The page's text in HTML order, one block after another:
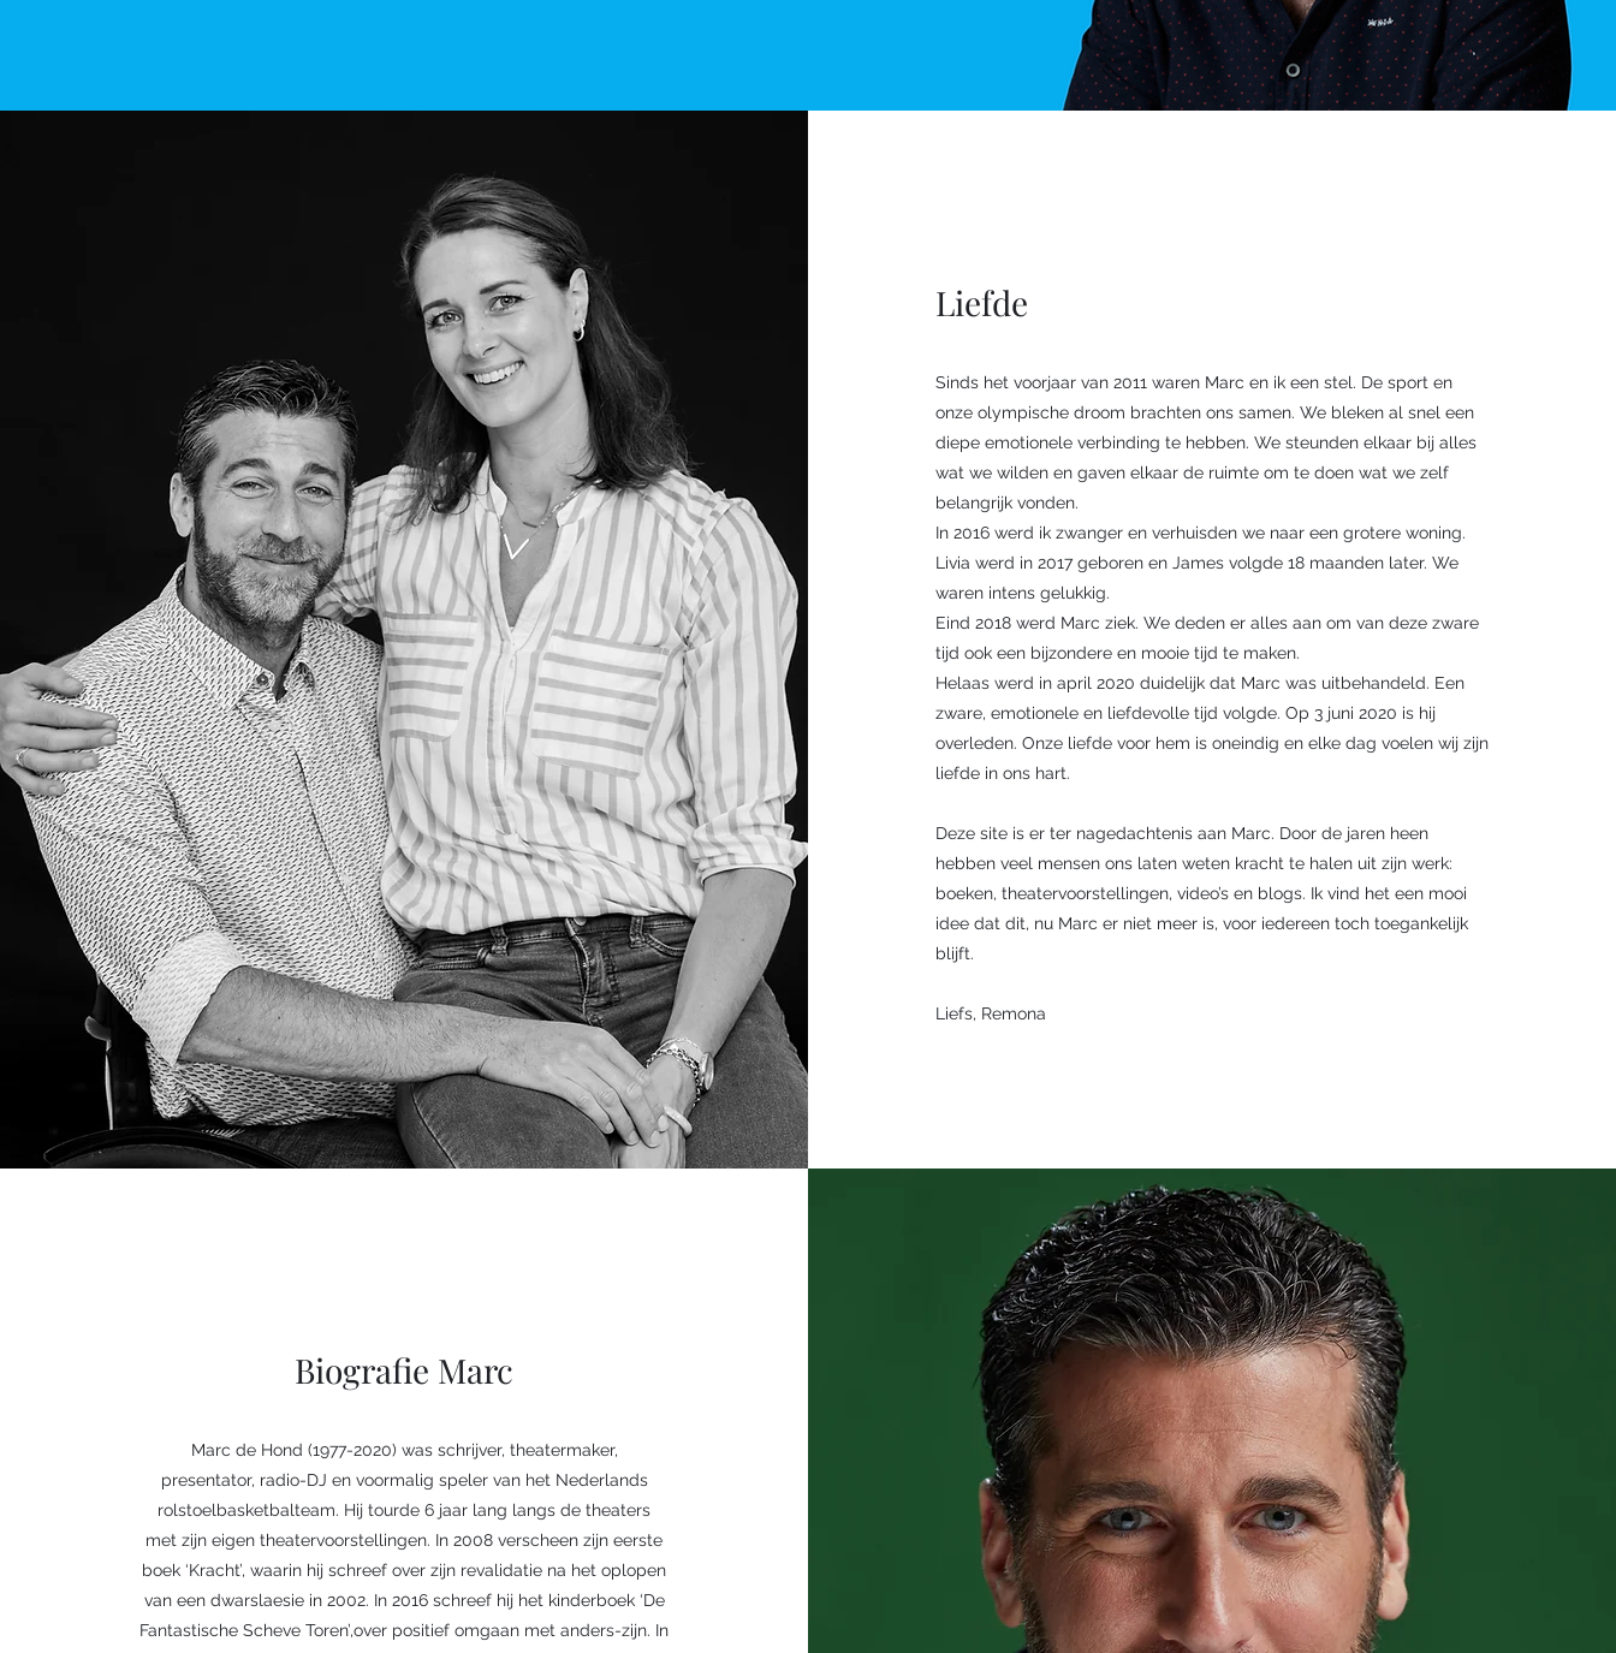
Liefde
Sinds het voorjaar van 2011 waren Marc en ik een stel. De sport en
onze olympische droom brachten ons samen. We bleken al snel een
diepe emotionele verbinding te hebben. We steunden elkaar bij alles
wat we wilden en gaven elkaar de ruimte om te doen wat we zelf
belangrijk vonden.
In 2016 werd ik zwanger en verhuisden we naar een grotere woning.
Livia werd in 2017 geboren en James volgde 18 maanden later. We
waren intens gelukkig.
Eind 2018 werd Marc ziek. We deden er alles aan om van deze zware
tijd ook een bijzondere en mooie tijd te maken.
Helaas werd in april 2020 duidelijk dat Marc was uitbehandeld. Een
zware, emotionele en liefdevolle tijd volgde. Op 3 juni 2020 is hij
overleden. Onze liefde voor hem is oneindig en elke dag voelen wij zijn
liefde in ons hart.
Deze site is er ter nagedachtenis aan Marc. Door de jaren heen
hebben veel mensen ons laten weten kracht te halen uit zijn werk:
boeken, theatervoorstellingen, video’s en blogs. Ik vind het een mooi
idee dat dit, nu Marc er niet meer is, voor iedereen toch toegankelijk
blijft.
Liefs, Remona
Biografie Marc
Marc de Hond (1977-2020) was schrijver, theatermaker,
presentator, radio-DJ en voormalig speler van het Nederlands
rolstoelbasketbalteam. Hij tourde 6 jaar lang langs de theaters
met zijn eigen theatervoorstellingen. In 2008 verscheen zijn eerste
boek ‘Kracht’, waarin hij schreef over zijn revalidatie na het oplopen
van een dwarslaesie in 2002. In 2016 schreef hij het kinderboek ‘De
Fantastische Scheve Toren’,over positief omgaan met anders-zijn. In